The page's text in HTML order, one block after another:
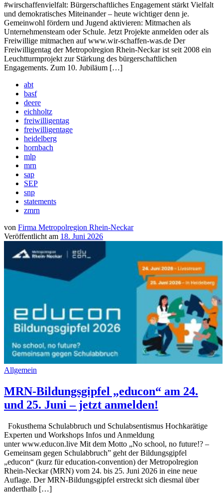
#wirschaffenvielfalt: Bürgerschaftliches Engagement stärkt Vielfalt
und demokratisches Miteinander – heute wichtiger denn je.
Gemeinwohl fördern und Jugend aktivieren: Mitmachen als
Unternehmensteam oder Schule. Jetzt Projekte anmelden oder als
Freiwillige mitmachen auf www.wir-schaffen-was.de Der
Freiwilligentag der Metropolregion Rhein-Neckar ist seit 2008 ein
Leuchtturmprojekt zur Stärkung des bürgerschaftlichen
Engagements. Zum 10. Jubiläum […]
abt
basf
deere
eichholtz
freiwilligentag
freiwilligentage
heidelberg
hornbach
mlp
mrn
sap
SEP
snp
statements
zmrn
von Firma Metropolregion Rhein-Neckar
Veröffentlicht am 18. Juni 2026
Allgemein
MRN-Bildungsgipfel „educon“ am 24.
und 25. Juni – jetzt anmelden!
Fokusthema Schulabbruch und Schulabsentismus Hochkarätige
Experten und Workshops Infos und Anmeldung
unter www.educon.live Mit dem Motto „No school, no future!? –
Gemeinsam gegen Schulabbruch” geht der Bildungsgipfel
„educon“ (kurz für education-convention) der Metropolregion
Rhein-Neckar (MRN) vom 24. bis 25. Juni 2026 in eine neue
Auflage. Der MRN-Bildungsgipfel erstreckt sich diesmal über
anderthalb […]